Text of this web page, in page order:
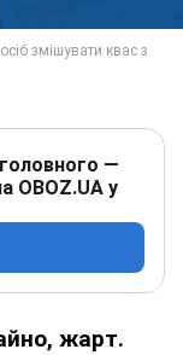
—
OBOZ.UA у
жарт.